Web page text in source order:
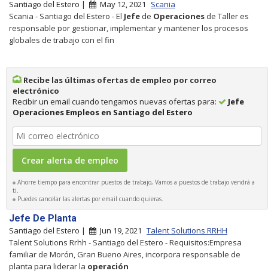
Santiago del Estero | May 12, 2021
Scania
Scania - Santiago del Estero - El Jefe de Operaciones de Taller es
responsable por gestionar, implementar y mantener los procesos
globales de trabajo con el fin
Recibe las últimas ofertas de empleo por correo
electrónico
Recibir un email cuando tengamos nuevas ofertas para:
Jefe
Operaciones Empleos en Santiago del Estero
Ahorre tiempo para encontrar puestos de trabajo, Vamos a puestos de trabajo vendrá a
ti.
Puedes cancelar las alertas por email cuando quieras.
Jefe De Planta
Santiago del Estero | Jun 19, 2021 Talent Solutions RRHH
Talent Solutions Rrhh - Santiago del Estero - Requisitos:Empresa
familiar de Morón, Gran Bueno Aires, incorpora responsable de
planta para liderar la operación